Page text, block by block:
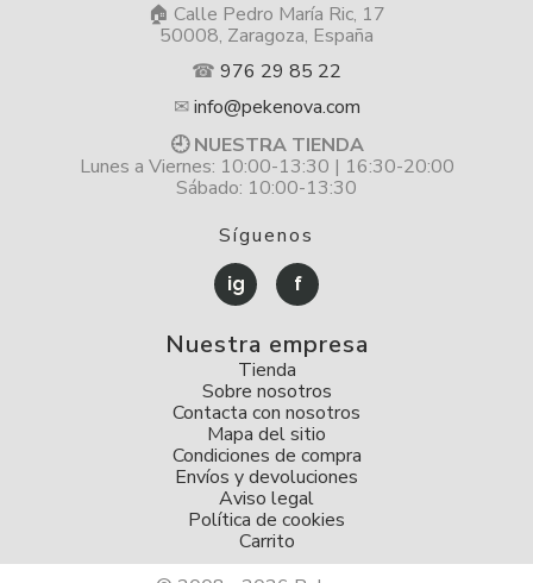
🏠 Calle Pedro María Ric, 17
50008, Zaragoza, España
☎ 976 29 85 22
✉info@pekenova.com
🕘 NUESTRA TIENDA
Lunes a Viernes: 10:00-13:30 | 16:30-20:00
Sábado: 10:00-13:30
Síguenos
ig f
Nuestra empresa
Tienda
Sobre nosotros
Contacta con nosotros
Mapa del sitio
Condiciones de compra
Envíos y devoluciones
Aviso legal
Política de cookies
Carrito